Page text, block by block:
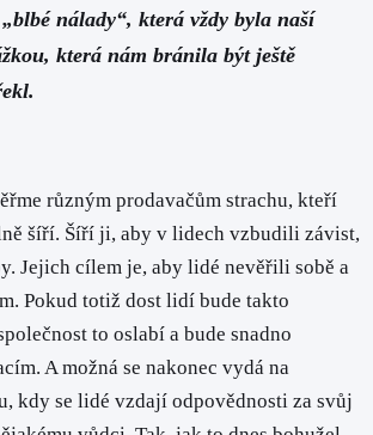
nálady“, která vždy byla naší
která nám bránila být ještě
různým prodavačům strachu, kteří
šíří. Šíří ji, aby v lidech vzbudili závist,
Jejich cílem je, aby lidé nevěřili sobě a
Pokud totiž dost lidí bude takto
to oslabí a bude snadno
A možná se nakonec vydá na
kdy se lidé vzdají odpovědnosti za svůj